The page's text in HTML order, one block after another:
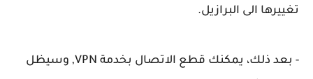
تغييرها الى البرازيل.
- بعد ذلك، يمكنك قطع الاتصال بخدمة VPN, وسيظل